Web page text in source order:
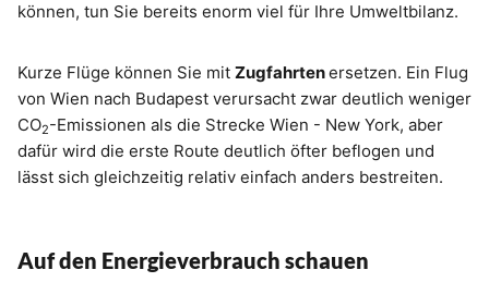
können, tun Sie bereits enorm viel für Ihre Umweltbilanz.
Kurze Flüge können Sie mit Zugfahrtenersetzen. Ein Flug
von Wien nach Budapest verursacht zwar deutlich weniger
CO2-Emissionen als die Strecke Wien - New York, aber
dafür wird die erste Route deutlich öfter beflogen und
lässt sich gleichzeitig relativ einfach anders bestreiten.
Auf den Energieverbrauch schauen